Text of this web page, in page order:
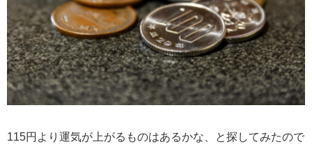
115円より運気が上がるものはあるかな、と探してみたので